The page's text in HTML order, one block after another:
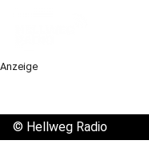
Anzeige
© Hellweg Radio